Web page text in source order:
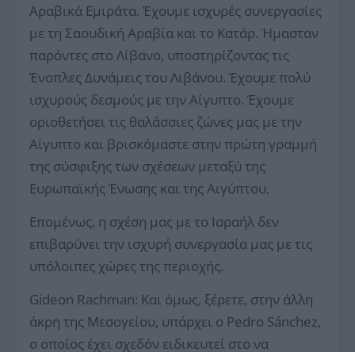
Αραβικά Εμιράτα. Έχουμε ισχυρές συνεργασίες
με τη Σαουδική Αραβία και το Κατάρ. Ήμασταν
παρόντες στο Λίβανο, υποστηρίζοντας τις
Ένοπλες Δυνάμεις του Λιβάνου. Έχουμε πολύ
ισχυρούς δεσμούς με την Αίγυπτο. Έχουμε
οριοθετήσει τις θαλάσσιες ζώνες μας με την
Αίγυπτο και βρισκόμαστε στην πρώτη γραμμή
της σύσφιξης των σχέσεων μεταξύ της
Ευρωπαϊκής Ένωσης και της Αιγύπτου.
Επομένως, η σχέση μας με το Ισραήλ δεν
επιβαρύνει την ισχυρή συνεργασία μας με τις
υπόλοιπες χώρες της περιοχής.
Gideon Rachman: Και όμως, ξέρετε, στην άλλη
άκρη της Μεσογείου, υπάρχει ο Pedro Sánchez,
ο οποίος έχει σχεδόν ειδικευτεί στο να